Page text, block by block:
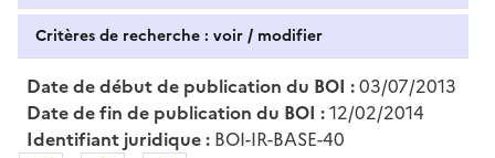
Critères de recherche : voir / modifier
Date de début de publication du BOI :03/07/2013
Date de fin de publication du BOI :12/02/2014
Identifiant juridique : BOI-IR-BASE-40